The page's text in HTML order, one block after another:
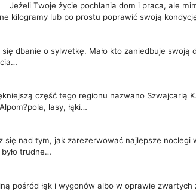
Jeżeli Twoje życie pochłania dom i praca, ale
kilogramy lub po prostu poprawić swoją
dbanie o sylwetkę. Mało kto zaniedbuje
część tego regionu nazwano Szwajcarią
lasy, łąki…
się nad tym, jak zarezerwować najlepsze
trudne…
pośród łąk i wygonów albo w oprawie